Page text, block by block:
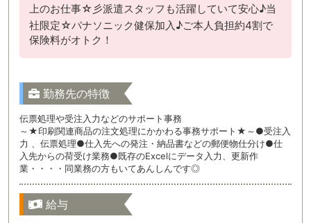
上のお仕事☆彡派遣スタッフも活躍していて安心♪当
社限定☆パナソニック健保加入♪ご本人負担約4割で
保険料がオトク！
勤務先の特徴
伝票処理や受注入力などのサポート事務
～★印刷関連商品の注文処理にかかわる事務サポート★～●受注入
力 、伝票処理●仕入先への発注・納品書などの郵便物仕分け●仕
入先からの荷受け業務●既存のExcelにデータ入力、更新作
業・・・・同業務の方もいてあんしんです◎
給与